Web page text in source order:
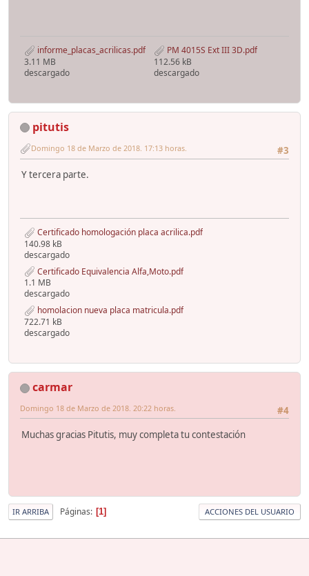
informe_placas_acrilicas.pdf
3.11 MB
descargado
PM 4015S Ext III 3D.pdf
112.56 kB
descargado
pitutis
#3
Domingo 18 de Marzo de 2018. 17:13 horas.
Y tercera parte.
Certificado homologación placa acrilica.pdf
140.98 kB
descargado
Certificado Equivalencia Alfa,Moto.pdf
1.1 MB
descargado
homolacion nueva placa matricula.pdf
722.71 kB
descargado
carmar
#4
Domingo 18 de Marzo de 2018. 20:22 horas.
Muchas gracias Pitutis, muy completa tu contestación
IR ARRIBA Páginas 1 ACCIONES DEL USUARIO